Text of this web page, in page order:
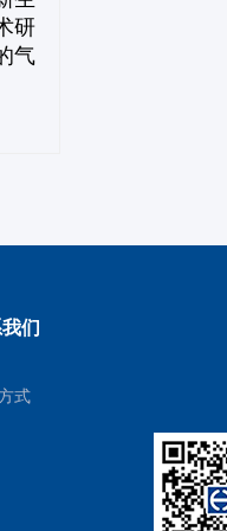
研
气
们
式